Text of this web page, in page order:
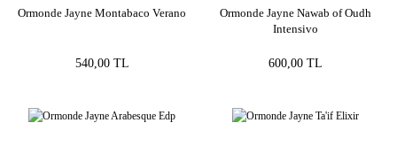
Ormonde Jayne Montabaco Verano
540,00 TL
Ormonde Jayne Nawab of Oudh
Intensivo
600,00 TL